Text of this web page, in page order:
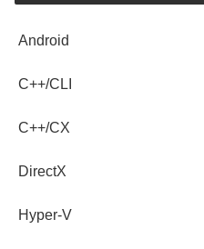
Android
C++/CLI
C++/CX
DirectX
Hyper-V